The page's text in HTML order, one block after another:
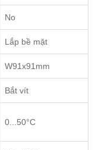
No
Lắp bề mặt
W91x91mm
Bắt vít
0...50°C